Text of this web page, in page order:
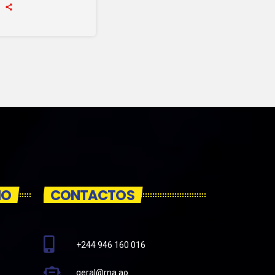
CONTACTOS
+244 946 160 016
geral@rna.ao